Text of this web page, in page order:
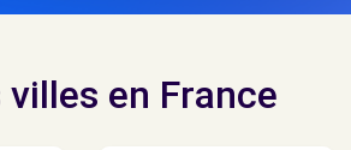
en France